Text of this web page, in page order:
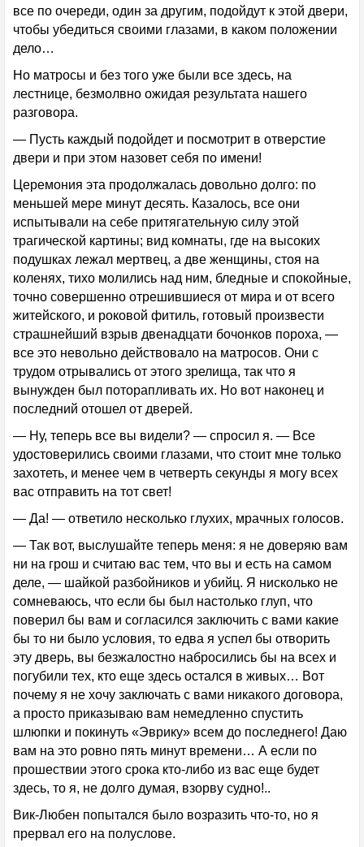
все по очереди, один за другим, подойдут к этой двери,
чтобы убедиться своими глазами, в каком положении
дело…
Но матросы и без того уже были все здесь, на
лестнице, безмолвно ожидая результата нашего
разговора.
— Пусть каждый подойдет и посмотрит в отверстие
двери и при этом назовет себя по имени!
Церемония эта продолжалась довольно долго: по
меньшей мере минут десять. Казалось, все они
испытывали на себе притягательную силу этой
трагической картины; вид комнаты, где на высоких
подушках лежал мертвец, а две женщины, стоя на
коленях, тихо молились над ним, бледные и спокойные,
точно совершенно отрешившиеся от мира и от всего
житейского, и роковой фитиль, готовый произвести
страшнейший взрыв двенадцати бочонков пороха, —
все это невольно действовало на матросов. Они с
трудом отрывались от этого зрелища, так что я
вынужден был поторапливать их. Но вот наконец и
последний отошел от дверей.
— Ну, теперь все вы видели? — спросил я. — Все
удостоверились своими глазами, что стоит мне только
захотеть, и менее чем в четверть секунды я могу всех
вас отправить на тот свет!
— Да! — ответило несколько глухих, мрачных голосов.
— Так вот, выслушайте теперь меня: я не доверяю вам
ни на грош и считаю вас тем, что вы и есть на самом
деле, — шайкой разбойников и убийц. Я нисколько не
сомневаюсь, что если бы был настолько глуп, что
поверил бы вам и согласился заключить с вами какие
бы то ни было условия, то едва я успел бы отворить
эту дверь, вы безжалостно набросились бы на всех и
погубили тех, кто еще здесь остался в живых… Вот
почему я не хочу заключать с вами никакого договора,
а просто приказываю вам немедленно спустить
шлюпки и покинуть «Эврику» всем до последнего! Даю
вам на это ровно пять минут времени… А если по
прошествии этого срока кто-либо из вас еще будет
здесь, то я, не долго думая, взорву судно!..
Вик-Любен попытался было возразить что-то, но я
прервал его на полуслове.